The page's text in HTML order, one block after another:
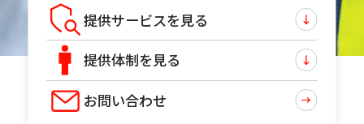
提供サービスを見る
提供体制を見る
お問い合わせ